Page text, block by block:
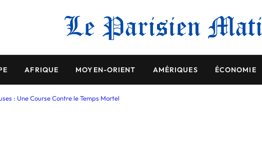
AFRIQUE MOYEN-ORIENT AMÉRIQUES ÉCONOMIE
: Une Course Contre le Temps Mortel